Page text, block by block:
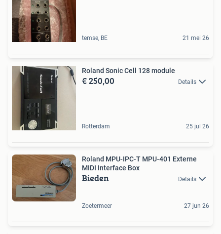
temse, BE 21 mei 26
Roland Sonic Cell 128 module
€ 250,00 Details
Rotterdam 25 jul 26
Roland MPU-IPC-T MPU-401 Externe
MIDI Interface Box
Bieden Details
Zoetermeer 27 jun 26